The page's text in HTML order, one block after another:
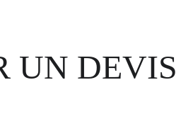
UN DEVIS